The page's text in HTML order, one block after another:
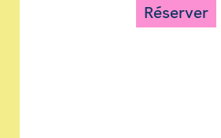
Réserver